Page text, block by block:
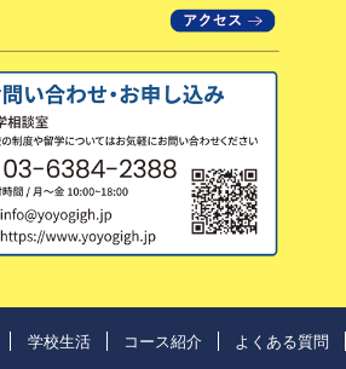
学校生活 コース紹介 よくある質問